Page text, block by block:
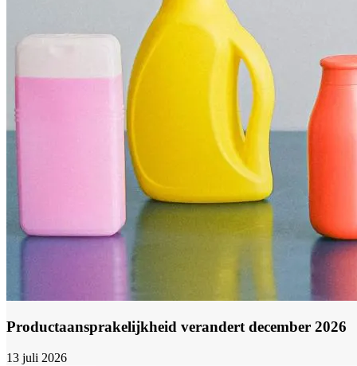
Productaansprakelijkheid verandert december 2026
13 juli 2026